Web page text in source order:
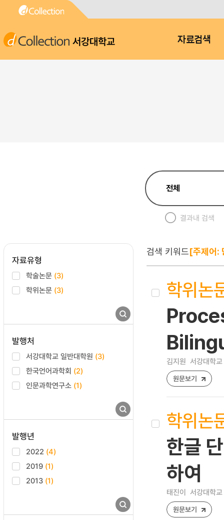
서강대학교 자료검색
결과내 검색
자료유형
학술논문 (3)
학위논문 (3)
발행처
서강대학교 일반대학원 (3)
한국언어과학회 (2)
인문과학연구소 (1)
발행년
2022 (4)
2019 (1)
2013 (1)
검색 키워드[주제어:
학위논
김지원 서강대학
원문보기
학위논
한글
하여
태진이 서강대학
원문보기